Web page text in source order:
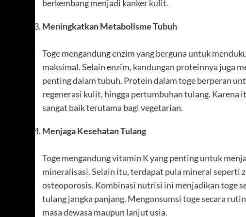
berkembang menjadi kanker kulit.
Meningkatkan Metabolisme Tubuh
Toge mengandung enzim yang berguna untuk
maksimal. Selain enzim, kandungan proteinnya juga
penting dalam tubuh. Protein dalam toge berperan
regenerasi kulit, hingga pertumbuhan tulang. Karena
sangat baik terutama bagi vegetarian.
Menjaga Kesehatan Tulang
Toge mengandung vitamin K yang penting untuk
mineralisasi. Selain itu, terdapat pula mineral seperti
osteoporosis. Kombinasi nutrisi ini menjadikan toge
tulang jangka panjang. Mengonsumsi toge secara
masa dewasa maupun lanjut usia.